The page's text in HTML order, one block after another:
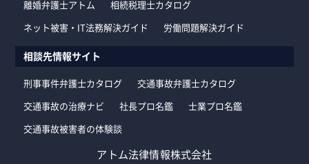
離婚弁護士アトム 相続税理士カタログ
ネット被害・IT法務解決ガイド 労働問題解決ガイド
相談先情報サイト
刑事事件弁護士カタログ 交通事故弁護士カタログ
交通事故の治療ナビ 社長プロ名鑑 士業プロ名鑑
交通事故被害者の体験談
アトム法律情報株式会社